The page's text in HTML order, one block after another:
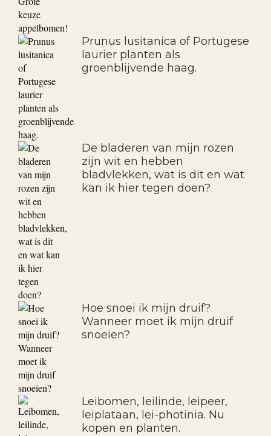
Prunus lusitanica of Portugese
laurier planten als
groenblijvende haag.
De bladeren van mijn rozen
zijn wit en hebben
bladvlekken, wat is dit en wat
kan ik hier tegen doen?
Hoe snoei ik mijn druif?
Wanneer moet ik mijn druif
snoeien?
Leibomen, leilinde, leipeer,
leiplataan, lei-photinia. Nu
kopen en planten.